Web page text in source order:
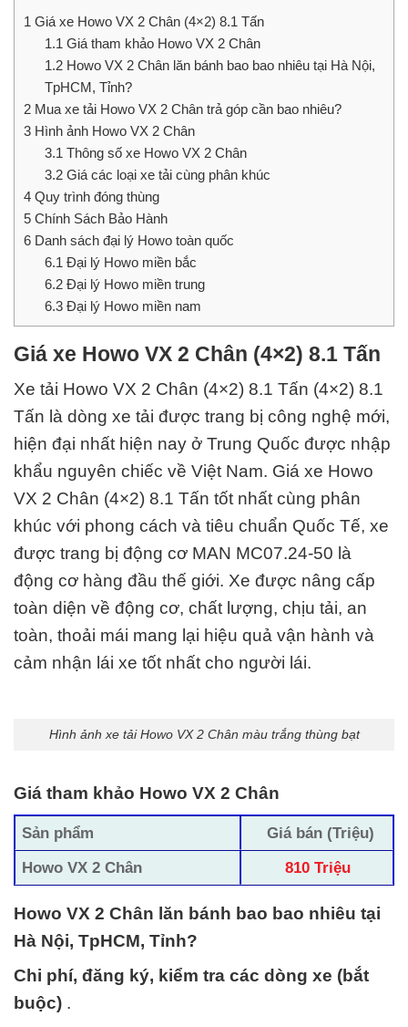
1 Giá xe Howo VX 2 Chân (4×2) 8.1 Tấn
1.1 Giá tham khảo Howo VX 2 Chân
1.2Howo VX 2 Chân lăn bánh bao bao nhiêu tại Hà Nội,
TpHCM, Tỉnh?
2 Mua xe tải Howo VX 2 Chân trả góp cần bao nhiêu?
3 Hình ảnh Howo VX 2 Chân
3.1 Thông số xe Howo VX 2 Chân
3.2Giá các loại xe tải cùng phân khúc
4 Quy trình đóng thùng
5 Chính Sách Bảo Hành
6 Danh sách đại lý Howo toàn quốc
6.1 Đại lý Howo miền bắc
6.2Đại lý Howo miền trung
6.3Đại lý Howo miền nam
Giá xe Howo VX 2 Chân (4×2) 8.1 Tấn
Xe tải Howo VX 2 Chân (4×2) 8.1 Tấn (4×2) 8.1
Tấn là dòng xe tải được trang bị công nghệ mới,
hiện đại nhất hiện nay ở Trung Quốc được nhập
khẩu nguyên chiếc về Việt Nam. Giá xe Howo
VX 2 Chân (4×2) 8.1 Tấn tốt nhất cùng phân
khúc với phong cách và tiêu chuẩn Quốc Tế, xe
được trang bị động cơ MAN MC07.24-50 là
động cơ hàng đầu thế giới. Xe được nâng cấp
toàn diện về động cơ, chất lượng, chịu tải, an
toàn, thoải mái mang lại hiệu quả vận hành và
cảm nhận lái xe tốt nhất cho người lái.
Hình ảnh xe tải Howo VX 2 Chân màu trắng thùng bạt
Giá tham khảo Howo VX 2 Chân
Sản phẩm
Giá bán (Triệu)
Howo VX 2 Chân
810 Triệu
Howo VX 2 Chân lăn bánh bao bao nhiêu tại
Hà Nội, TpHCM, Tỉnh?
Chi phí, đăng ký, kiểm tra các dòng xe (bắt
buộc) .